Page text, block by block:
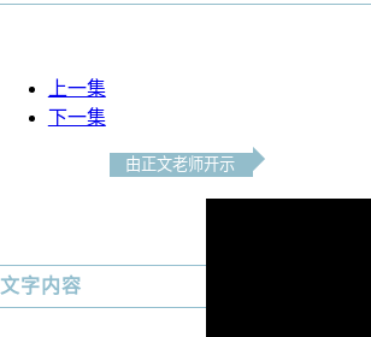
上一集
下一集
由正文老师开示
文字内容